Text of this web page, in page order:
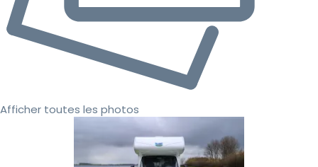
Afficher toutes les photos